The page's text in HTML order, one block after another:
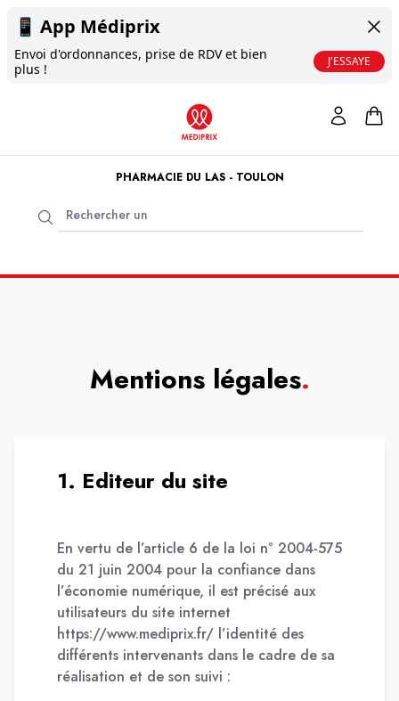
📱 App Médiprix
Envoi d'ordonnances, prise de RDV et bien
plus !
J'ESSAYE
PHARMACIE DU LAS - TOULON
Mentions légales.
1. Editeur du site
En vertu de l’article 6 de la loi n° 2004-575
du 21 juin 2004 pour la confiance dans
l’économie numérique, il est précisé aux
utilisateurs du site internet
https://www.mediprix.fr/ l’identité des
différents intervenants dans le cadre de sa
réalisation et de son suivi :